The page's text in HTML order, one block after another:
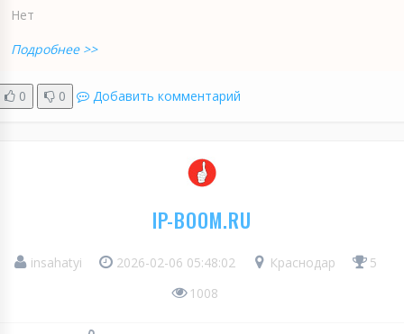
Нет
Подробнее >>
0 0 Добавить комментарий
IP-BOOM.RU
insahatyi 2026-02-06 05:48:02 Краснодар
5
1008